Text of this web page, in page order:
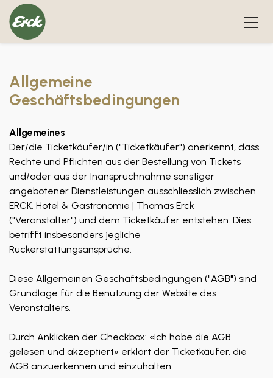
Allgemeine
Geschäftsbedingungen
Allgemeines
Der/die Ticketkäufer/in ("Ticketkäufer") anerkennt, dass
Rechte und Pflichten aus der Bestellung von Tickets
und/oder aus der Inanspruchnahme sonstiger
angebotener Dienstleistungen ausschliesslich zwischen
ERCK. Hotel & Gastronomie | Thomas Erck
("Veranstalter") und dem Ticketkäufer entstehen. Dies
betrifft insbesonders jegliche
Rückerstattungsansprüche.
Diese Allgemeinen Geschäftsbedingungen ("AGB") sind
Grundlage für die Benutzung der Website des
Veranstalters.
Durch Anklicken der Checkbox: «Ich habe die AGB
gelesen und akzeptiert» erklärt der Ticketkäufer, die
AGB anzuerkennen und einzuhalten.